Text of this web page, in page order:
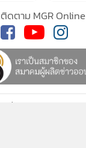
ติดตาม MGR Online